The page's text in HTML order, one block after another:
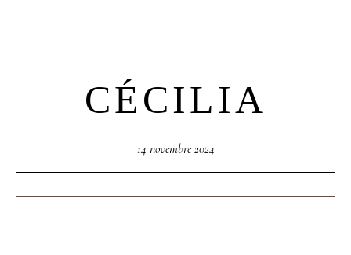
Les Séances
Lifestyle -
Grossesse
Immersion En
CÉCILIA
14 novembre 2024